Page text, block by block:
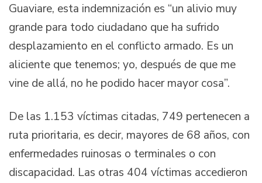
Guaviare, esta indemnización es “un alivio muy
grande para todo ciudadano que ha sufrido
desplazamiento en el conflicto armado. Es un
aliciente que tenemos; yo, después de que me
vine de allá, no he podido hacer mayor cosa”.
De las 1.153 víctimas citadas, 749 pertenecen a
ruta prioritaria, es decir, mayores de 68 años, con
enfermedades ruinosas o terminales o con
discapacidad. Las otras 404 víctimas accedieron